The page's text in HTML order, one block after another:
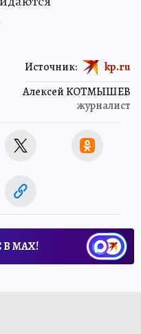
Алексей КОТМЫШЕВ
журналист
Источник: kp.ru
В МАХ!